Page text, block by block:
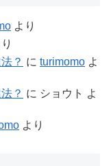
より
？ に turimomo よ
？ に ショウト よ
より